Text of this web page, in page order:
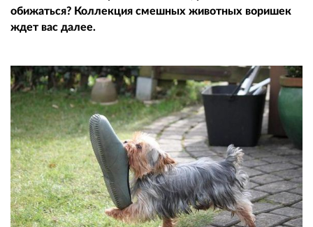
обижаться? Коллекция смешных животных воришек
ждет вас далее.